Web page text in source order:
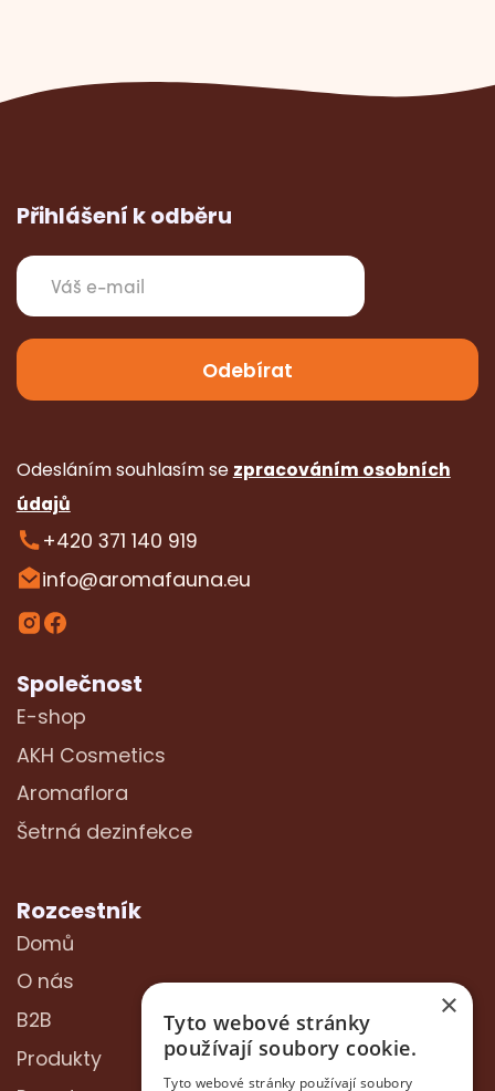
Společnost
E-shop
AKH Cosmetics
Aromaflora
Šetrná dezinfekce
Rozcestník
Domů
O nás
B2B
Produkty
Přihlášení k odběru
Odesláním souhlasím se zpracováním osobních
údajů
+420 371 140 919
info@aromafauna.eu
×
Tyto webové stránky
používají soubory cookie.
Tyto webové stránky používají soubory